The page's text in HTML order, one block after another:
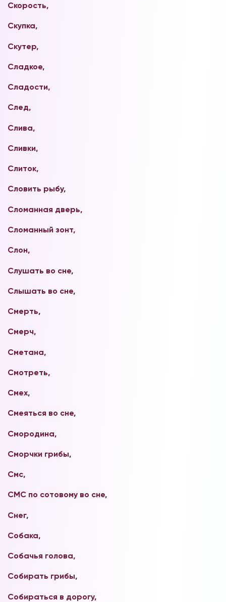
Скорость,
Скупка,
Скутер,
Сладкое,
Сладости,
След,
Слива,
Сливки,
Слиток,
Словить рыбу,
Сломанная дверь,
Сломанный зонт,
Слон,
Слушать во сне,
Слышать во сне,
Смерть,
Смерч,
Сметана,
Смотреть,
Смех,
Смеяться во сне,
Смородина,
Сморчки грибы,
Смс,
СМС по сотовому во сне,
Снег,
Собака,
Собачья голова,
Собирать грибы,
Собираться в дорогу,